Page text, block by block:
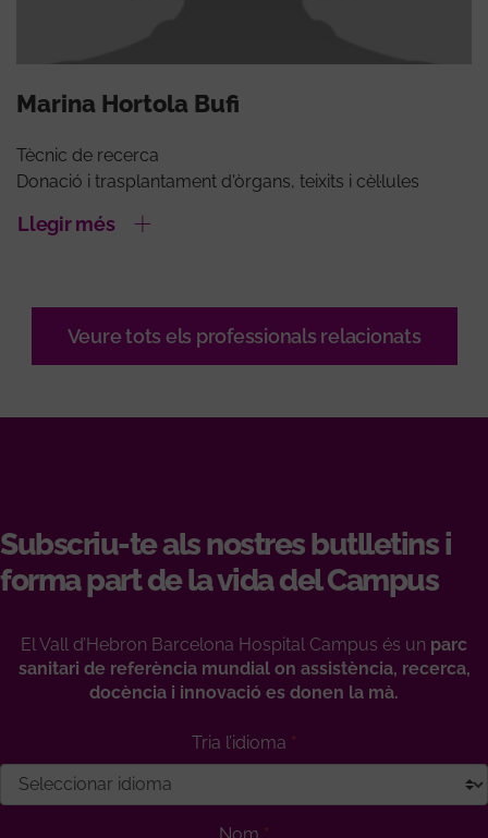
Marina Hortola Bufi
Tècnic de recerca
Donació i trasplantament d'òrgans, teixits i cèl·lules
Llegir més
Veure tots els professionals relacionats
Subscriu-te als nostres butlletins i
forma part de la vida del Campus
El Vall d’Hebron Barcelona Hospital Campus és un parc
sanitari de referència mundial on assistència, recerca,
docència i innovació es donen la mà.
Tria l’idioma